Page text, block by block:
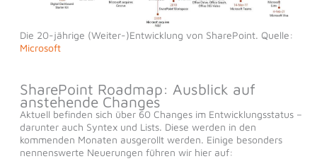
Die 20-jährige (Weiter-)Entwicklung von SharePoint. Quelle:
Microsoft
SharePoint Roadmap: Ausblick auf
anstehende Changes
Aktuell befinden sich über 60 Changes im Entwicklungsstatus –
darunter auch Syntex und Lists. Diese werden in den
kommenden Monaten ausgerollt werden. Einige besonders
nennenswerte Neuerungen führen wir hier auf: